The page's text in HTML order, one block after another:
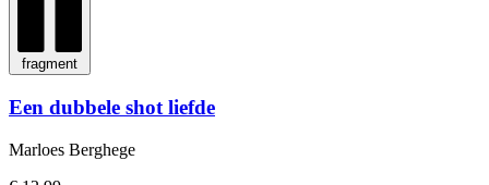
fragment
Een dubbele shot liefde
Marloes Berghege